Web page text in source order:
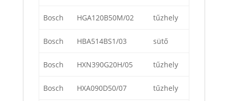
Bosch HGA120B50M/02 tűzhely
Bosch HBA514BS1/03 sütő
Bosch HXN390G20H/05 tűzhely
Bosch HXA090D50/07 tűzhely